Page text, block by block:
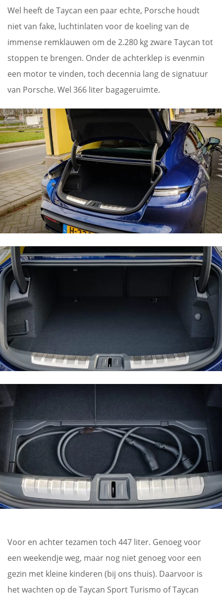
Wel heeft de Taycan een paar echte, Porsche houdt
niet van fake, luchtinlaten voor de koeling van de
immense remklauwen om de 2.280 kg zware Taycan tot
stoppen te brengen. Onder de achterklep is evenmin
een motor te vinden, toch decennia lang de signatuur
van Porsche. Wel 366 liter bagageruimte.
Voor en achter tezamen toch 447 liter. Genoeg voor
een weekendje weg, maar nog niet genoeg voor een
gezin met kleine kinderen (bij ons thuis). Daarvoor is
het wachten op de Taycan Sport Turismo of Taycan